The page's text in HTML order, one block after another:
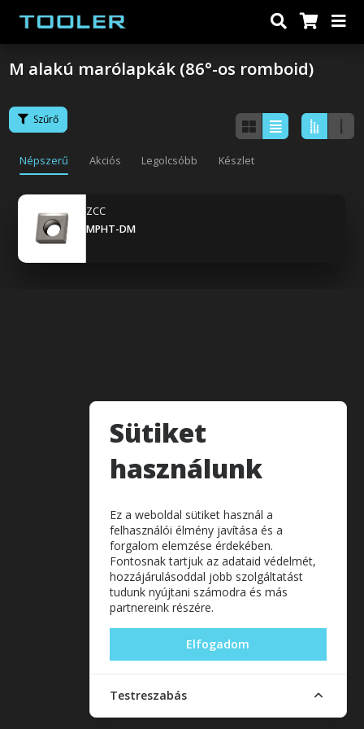
M alakú marólapkák (86°-os romboid)
Szűrő
Népszerű Akciós Legolcsóbb Készlet
ZCC
MPHT-DM
Sütiket
használunk
Ez a weboldal sütiket használ a
felhasználói élmény javítása és a
forgalom elemzése érdekében.
Fontosnak tartjuk az adataid védelmét,
hozzájárulásoddal jobb szolgáltatást
tudunk nyújtani számodra és más
partnereink részére.
Elfogadom
Testreszabás